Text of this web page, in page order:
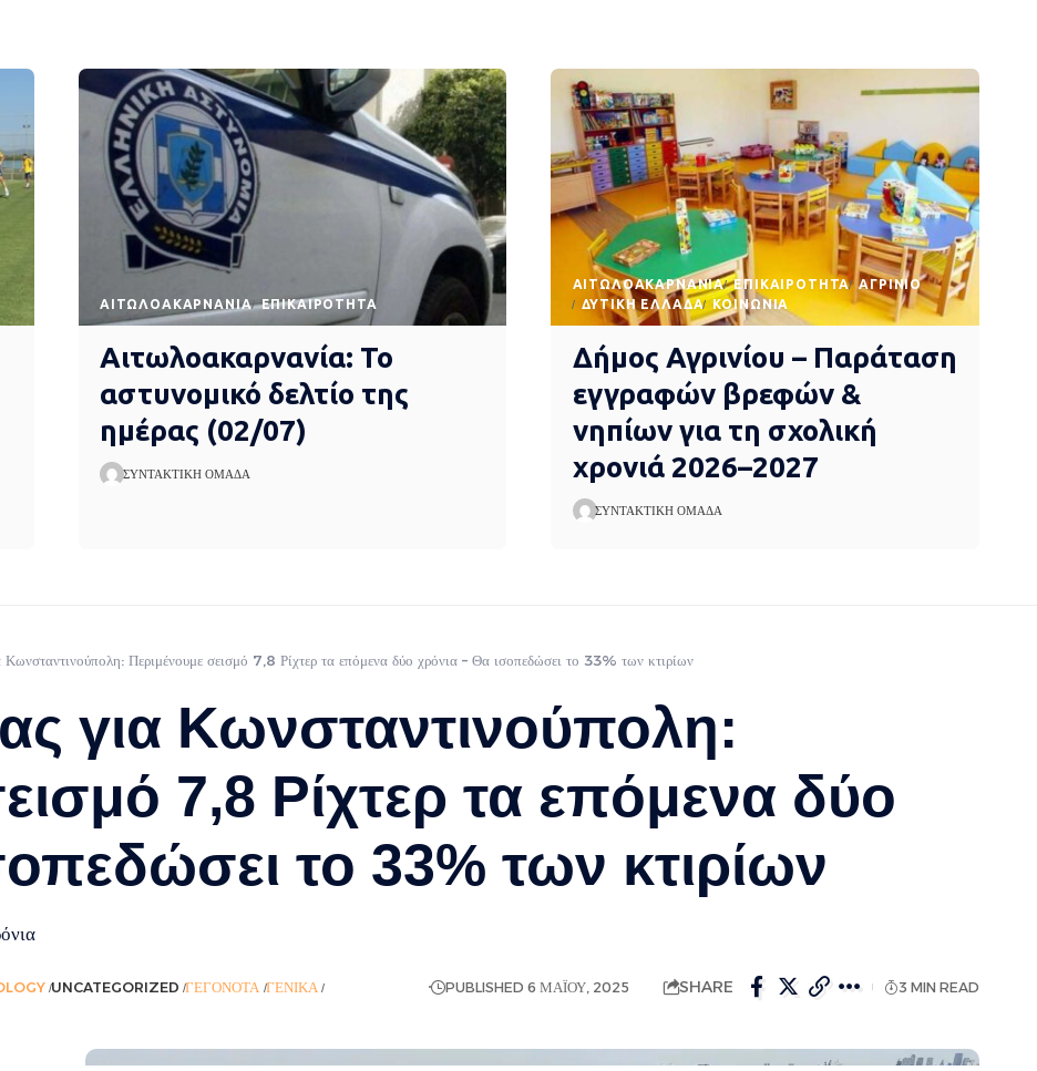
AΙΤΩΛΟΑΚΑΡΝΑΝΊΑ EΠΙΚΑΙΡΌΤΗΤΑ
Αιτωλοακαρνανία: Το
αστυνομικό δελτίο της
ημέρας (02/07)
ΣΥΝΤΑΚΤΙΚΉ ΟΜΆΔΑ
AΙΤΩΛΟΑΚΑΡΝΑΝΊΑ EΠΙΚΑΙΡΌΤΗΤΑ
ΑΓΡΊΝΙΟ
ΔΥΤΙΚΉ ΕΛΛΆΔΑ
ΚΟΙΝΩΝΊΑ
Δήμος Αγρινίου – Παράταση
εγγραφών βρεφών &
νηπίων για τη σχολική
χρονιά 2026–2027
ΣΥΝΤΑΚΤΙΚΉ ΟΜΆΔΑ
Κωνσταντινούπολη: Περιμένουμε σεισμό 7,8 Ρίχτερ τα επόμενα δύο χρόνια – Θα ισοπεδώσει το 33% των κτιρίων
για Κωνσταντινούπολη:
7,8 Ρίχτερ τα επόμενα δύο
το 33% των κτιρίων
UNCATEGORIZED ΓΕΓΟΝΌΤΑ ΓΕΝΙΚΆ ΡΟΉ ΕΙΔΉΣΕΩΝ PUBLISHED 6 ΜΑΪ́ΟΥ, 2025 SHARE 3 MIN READ